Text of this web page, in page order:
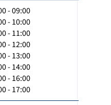
- 09:00
- 10:00
- 11:00
- 12:00
- 13:00
- 14:00
- 16:00
- 17:00